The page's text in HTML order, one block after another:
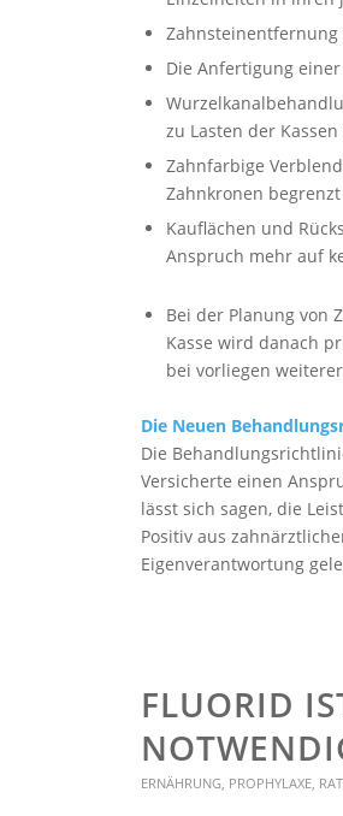
Die Anfertigung
zu Lasten der
Zahnfarbige
Zahnkronen
Kauflächen und
Anspruch mehr auf
Bei der Planung von
Kasse wird danach
bei vorliegen
Die Neuen
Die
Versicherte einen
lässt sich sagen, die
Positiv aus
Eigenverantwortung
FLUORID
ERNÄHRUNG, PROPHYLAXE,